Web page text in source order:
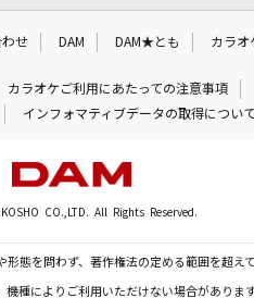
わせ DAM DAM★とも カラオ
カラオケご利用にあたっての注意事項
インフォマティブデータの取得について
CO.,LTD. All Rights Reserved.
態を問わず、著作権法の定める範囲を超え
種によりご利用いただけない場合があります